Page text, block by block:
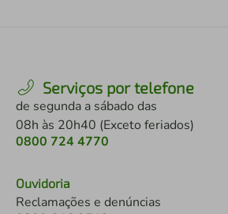
Serviços por telefone
de segunda a sábado das
08h às 20h40 (Exceto feriados)
0800 724 4770
Ouvidoria
Reclamações e denúncias